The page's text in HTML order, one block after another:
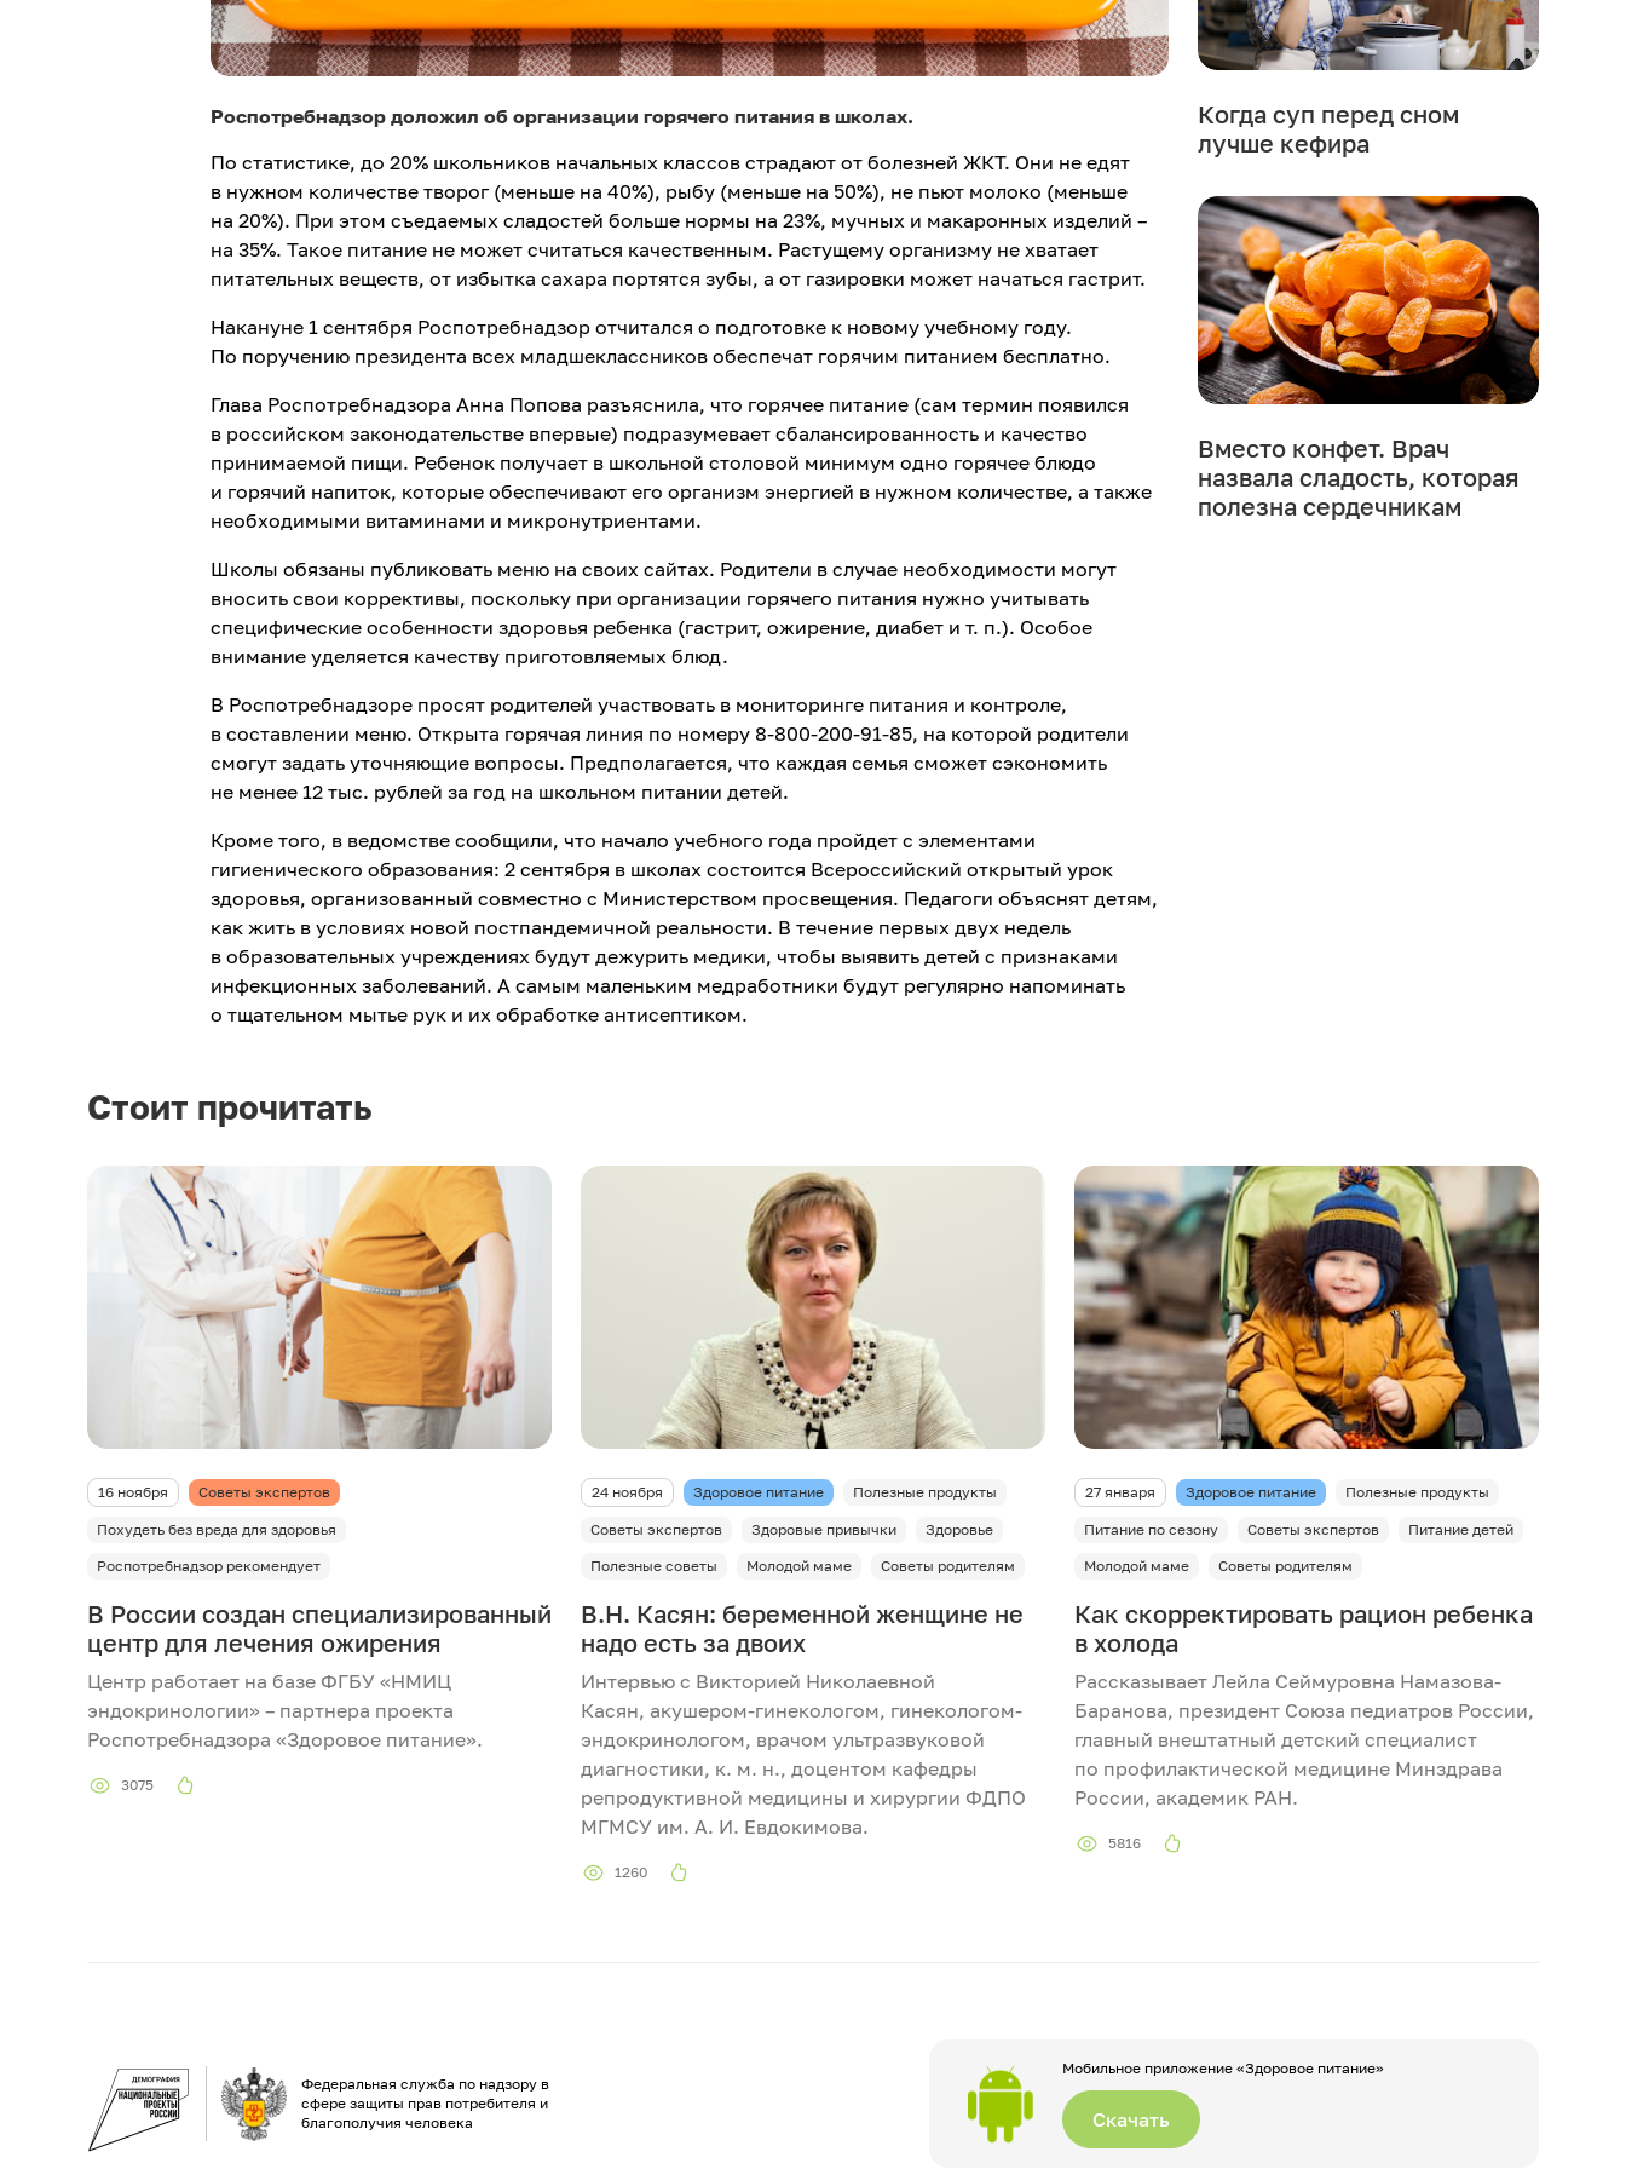
Роспотребнадзор доложил об организации горячего питания в школах.
По статистике, до 20% школьников начальных классов страдают от болезней ЖКТ. Они не едят
в нужном количестве творог (меньше на 40%), рыбу (меньше на 50%), не пьют молоко (меньше
на 20%). При этом съедаемых сладостей больше нормы на 23%, мучных и макаронных изделий –
на 35%. Такое питание не может считаться качественным. Растущему организму не хватает
питательных веществ, от избытка сахара портятся зубы, а от газировки может начаться гастрит.
Накануне 1 сентября Роспотребнадзор отчитался о подготовке к новому учебному году.
По поручению президента всех младшеклассников обеспечат горячим питанием бесплатно.
Глава Роспотребнадзора Анна Попова разъяснила, что горячее питание (сам термин появился
в российском законодательстве впервые) подразумевает сбалансированность и качество
принимаемой пищи. Ребенок получает в школьной столовой минимум одно горячее блюдо
и горячий напиток, которые обеспечивают его организм энергией в нужном количестве, а также
необходимыми витаминами и микронутриентами.
Школы обязаны публиковать меню на своих сайтах. Родители в случае необходимости могут
вносить свои коррективы, поскольку при организации горячего питания нужно учитывать
специфические особенности здоровья ребенка (гастрит, ожирение, диабет и т. п.). Особое
внимание уделяется качеству приготовляемых блюд.
В Роспотребнадзоре просят родителей участвовать в мониторинге питания и контроле,
в составлении меню. Открыта горячая линия по номеру 8-800-200-91-85, на которой родители
смогут задать уточняющие вопросы. Предполагается, что каждая семья сможет сэкономить
не менее 12 тыс. рублей за год на школьном питании детей.
Кроме того, в ведомстве сообщили, что начало учебного года пройдет с элементами
гигиенического образования: 2 сентября в школах состоится Всероссийский открытый урок
здоровья, организованный совместно с Министерством просвещения. Педагоги объяснят детям,
как жить в условиях новой постпандемичной реальности. В течение первых двух недель
в образовательных учреждениях будут дежурить медики, чтобы выявить детей с признаками
инфекционных заболеваний. А самым маленьким медработники будут регулярно напоминать
о тщательном мытье рук и их обработке антисептиком.
Когда суп перед сном
лучше кефира
Вместо конфет. Врач
назвала сладость, которая
полезна сердечникам
Стоит прочитать
16 ноября Советы экспертов
Похудеть без вреда для здоровья
Роспотребнадзор рекомендует
В России создан специализированный
центр для лечения ожирения
Центр работает на базе ФГБУ «НМИЦ
эндокринологии» – партнера проекта
Роспотребнадзора «Здоровое питание».
3075
24 ноября Здоровое питание Полезные продукты
Советы экспертов Здоровые привычки
Здоровье
Полезные советы
Молодой маме Советы родителям
В.Н. Касян: беременной женщине не
надо есть за двоих
Интервью с Викторией Николаевной
Касян, акушером-гинекологом, гинекологом-
эндокринологом, врачом ультразвуковой
диагностики, к. м. н., доцентом кафедры
репродуктивной медицины и хирургии ФДПО
МГМСУ им. А. И. Евдокимова.
1260
27 января Здоровое питание Полезные продукты
Питание по сезону Советы экспертов
Питание детей
Молодой маме
Советы родителям
Как скорректировать рацион ребенка
в холода
Рассказывает Лейла Сеймуровна Намазова-
Баранова, президент Союза педиатров России,
главный внештатный детский специалист
по профилактической медицине Минздрава
России, академик РАН.
5816
Федеральная служба по надзору в
сфере защиты прав потребителя и
благополучия человека
Мобильное приложение «Здоровое питание»
Скачать